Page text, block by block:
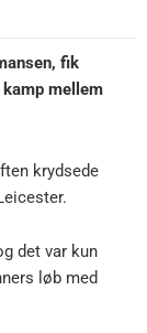
fik
mellem
krydsede
det var kun
løb med